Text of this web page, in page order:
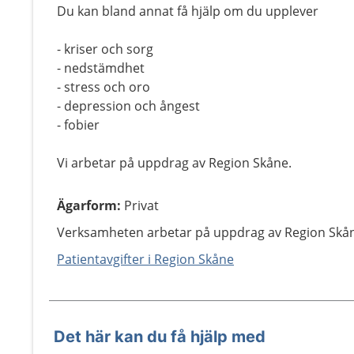
Du kan bland annat få hjälp om du upplever
- kriser och sorg
- nedstämdhet
- stress och oro
- depression och ångest
- fobier
Vi arbetar på uppdrag av Region Skåne.
Ägarform: Privat
Verksamheten arbetar på uppdrag av Region
Patientavgifter i Region Skåne
Det här kan du få hjälp med